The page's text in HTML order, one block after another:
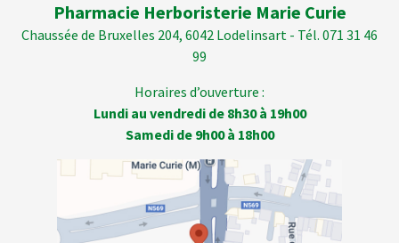
Pharmacie Herboristerie Marie Curie
Chaussée de Bruxelles 204, 6042 Lodelinsart - Tél. 071 31 46
99
Horaires d’ouverture :
Lundi au vendredi de 8h30 à 19h00
Samedi de 9h00 à 18h00